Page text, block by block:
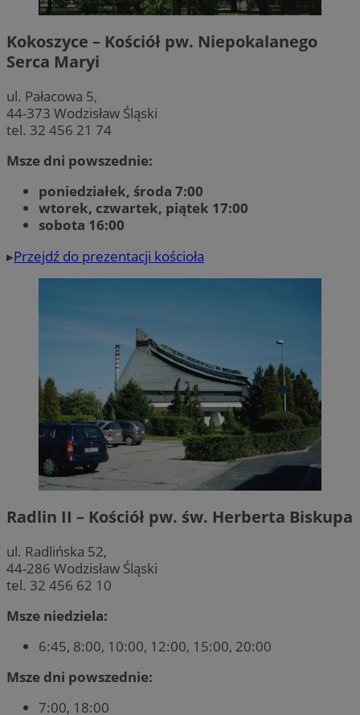
Kokoszyce – Kościół pw. Niepokalanego
Serca Maryi
ul. Pałacowa 5,
44-373 Wodzisław Śląski
tel. 32 456 21 74
Msze dni powszednie:
poniedziałek, środa 7:00
wtorek, czwartek, piątek 17:00
sobota 16:00
▸Przejdź do prezentacji kościoła
Radlin II – Kościół pw. św. Herberta Biskupa
ul. Radlińska 52,
44-286 Wodzisław Śląski
tel. 32 456 62 10
Msze niedziela:
6:45, 8:00, 10:00, 12:00, 15:00, 20:00
Msze dni powszednie:
7:00, 18:00